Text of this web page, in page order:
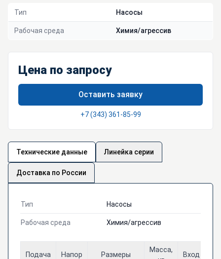
Тип Насосы
Рабочая среда Химия/агрессив
Цена по запросу
Оставить заявку
+7 (343) 361-85-99
Технические данные Линейка серии
Доставка по России
Тип Насосы
Рабочая среда Химия/агрессив
Подача Напор Размеры
Масса,
Вход